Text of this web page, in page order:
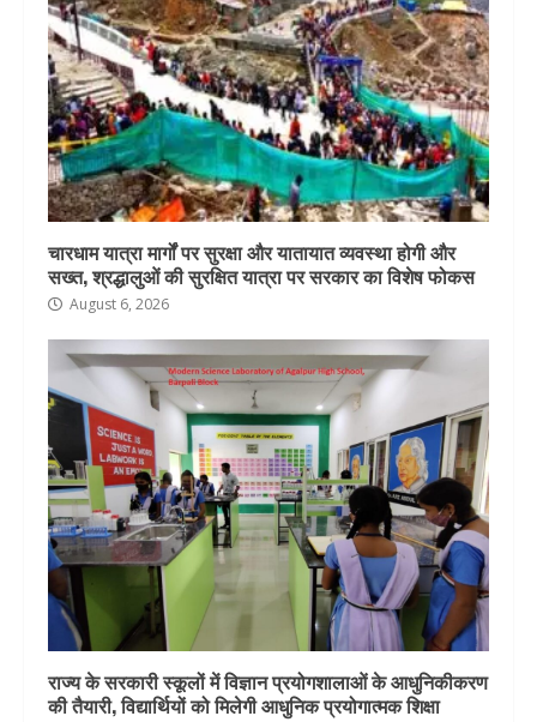
चारधाम यात्रा मार्गों पर सुरक्षा और यातायात व्यवस्था होगी और
सख्त, श्रद्धालुओं की सुरक्षित यात्रा पर सरकार का विशेष फोकस
August 6, 2026
राज्य के सरकारी स्कूलों में विज्ञान प्रयोगशालाओं के आधुनिकीकरण
की तैयारी, विद्यार्थियों को मिलेगी आधुनिक प्रयोगात्मक शिक्षा